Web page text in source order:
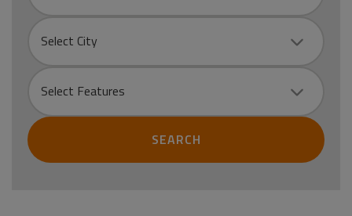
City
Select City
Select Features
SEARCH